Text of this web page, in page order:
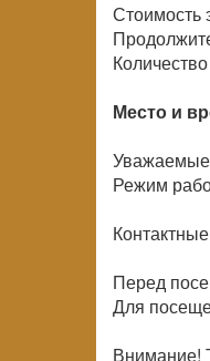
Стоимость
Место и
Уважаемые
Режим
Перед
Для
Внимание!